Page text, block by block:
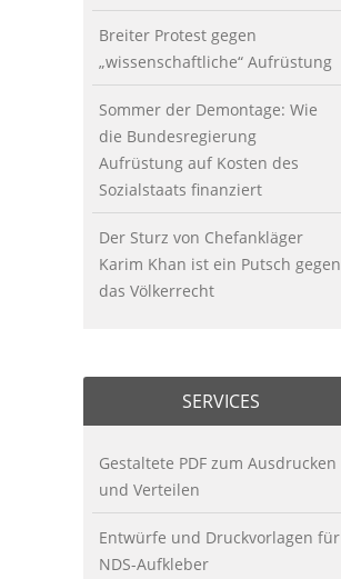
Breiter Protest gegen
„wissenschaftliche“ Aufrüstung
Sommer der Demontage: Wie
die Bundesregierung
Aufrüstung auf Kosten des
Sozialstaats finanziert
Der Sturz von Chefankläger
Karim Khan ist ein Putsch gegen
das Völkerrecht
SERVICES
Gestaltete PDF zum Ausdrucken
und Verteilen
Entwürfe und Druckvorlagen für
NDS-Aufkleber